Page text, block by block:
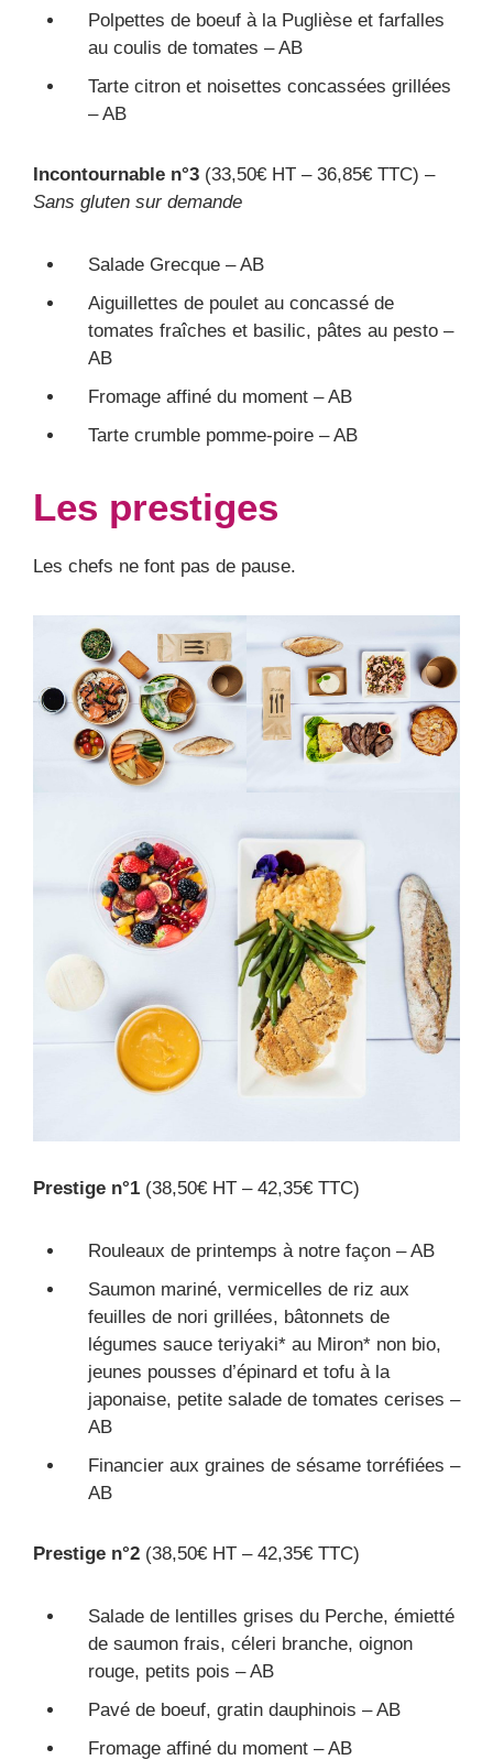
Polpettes de boeuf à la Puglièse et farfalles
au coulis de tomates – AB
Tarte citron et noisettes concassées grillées
– AB
Incontournable n°3 (33,50€ HT – 36,85€ TTC) –
Sans gluten sur demande
Salade Grecque – AB
Aiguillettes de poulet au concassé de
tomates fraîches et basilic, pâtes au pesto –
AB
Fromage affiné du moment – AB
Tarte crumble pomme-poire – AB
Les prestiges
Les chefs ne font pas de pause.
Prestige n°1 (38,50€ HT – 42,35€ TTC)
Rouleaux de printemps à notre façon – AB
Saumon mariné, vermicelles de riz aux
feuilles de nori grillées, bâtonnets de
légumes sauce teriyaki* au Miron* non bio,
jeunes pousses d’épinard et tofu à la
japonaise, petite salade de tomates cerises –
AB
Financier aux graines de sésame torréfiées –
AB
Prestige n°2 (38,50€ HT – 42,35€ TTC)
Salade de lentilles grises du Perche, émietté
de saumon frais, céleri branche, oignon
rouge, petits pois – AB
Pavé de boeuf, gratin dauphinois – AB
Fromage affiné du moment – AB